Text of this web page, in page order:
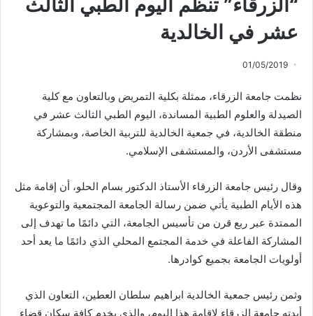
“الزرقاء” تنظم اليوم الطبي الثالث
عشر في الخالدية
01/05/2019
نظمت جامعة الزرقاء، ممثلة بكلية التمريض وبالتعاون مع كلية
الصيدلة والعلوم الطبية المساندة، اليوم الطبي الثالث عشر في
منطقة الخالدية، في جمعية الخالدية للتربية الخاصة، وبمشاركة
مستشفى الأردن، والمستشفى الإسلامي.
وقال رئيس جامعة الزرقاء الأستاذ الدكتور بسام الحلو، أن إقامة مثل
هذه الأيام الطبية يأتي ضمن رسالة الجامعة المجتمعية والتوعوية
الممتدة عبر ربع قرن من تأسيس الجامعة، التي دائمًا ما تهدف إلى
المشاركة الفاعلة في خدمة المجتمع المحلي الذي دائمًا ما يعد أحد
أولويات الجامعة بجميع كوادرها.
وثمن رئيس جمعية الخالدية ابراهيم سلطان العطين، التعاون الذي
أبدته جامعة الزرقاء لإقامة هذا اليوم، والذي يخدم كافة سكان قضاء